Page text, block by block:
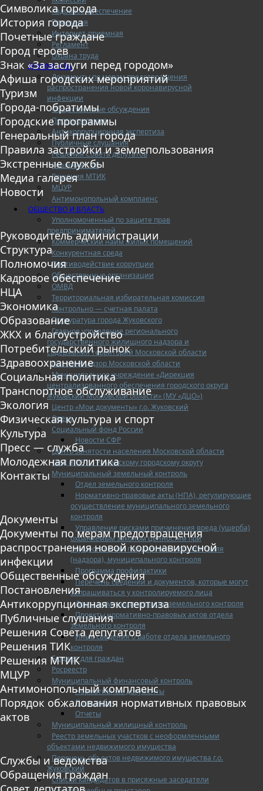
Кадровое обеспечение
Приемная
Интернет-приемная
Регламент
Охрана труда
ДОКУМЕНТЫ
Документы по мерам предотвращения
распространения новой коронавирусной
инфекции
Общественные обсуждения
Постановления
Антикоррупционная экспертиза
Публичные слушания
Решения Совета депутатов
Решения ТИК
Решения МТИК
МЦУР
Антимонопольный комплаенс
ОБЩЕСТВО И ВЛАСТЬ
Уполномоченный по защите прав
предпринимателей
Коммерческий найм жилых помещений
Конкурентная среда
Противодействие коррупции
Общественные организации
ОМВД
Территориальная избирательная комиссия
Контрольно — счетная палата
Прокуратура города Жуковского
Главное управление регионального
государственного жилищного надзора и
содержания территорий Московской области
Госстройнадзор Московской области
Муниципальное учреждение «Дирекция
централизованного обеспечения городского округа
Жуковский Московской области» (МУ «ДЦО»)
Центр «Мои документы» г.о. Жуковский
Опека
Социальный фонд России
Новости СФР
Центр занятости населения Московской области
ОНД и ПР по Раменскому городскому округу
Муниципальный земельный контроль
Отдел земельного контроля
Нормативно-правовые акты (НПА), регулирующие
осуществление муниципального земельного
контроля
Управление рисками причинения вреда (ущерба)
охраняемым законом ценностям при
осуществлении государственного контроля
(надзора), муниципального контроля
Программа профилактики
Перечень сведений и документов, которые могут
запрашиваться у контролируемого лица
Доклады муниципального земельного контроля
Проекты нормативно-правовых актов отдела
земельного контроля
Иные сведения о работе отдела земельного
контроля
Бюджет для граждан
Росреестр
Муниципальный финансовый контроль
Нормативные документы
План работ
Отчеты
Муниципальный жилищный контроль
Реестр земельных участков с неоформленными
объектами недвижимого имущества
Перечень объектов недвижимого имущества г.о.
Жуковский
Списки кандидатов в присяжные заседатели
Символика города
История города
Почетные граждане
Город героев
Знак «За заслуги перед городом»
Афиша городских мероприятий
Туризм
Города-побратимы
Городские программы
Генеральный план города
Правила застройки и землепользования
Экстренные службы
Медиа галерея
Новости
Руководитель администрации
Структура
Полномочия
Кадровое обеспечение
НЦА
Экономика
Образование
ЖКХ и благоустройство
Потребительский рынок
Здравоохранение
Социальная политика
Транспортное обслуживание
Экология
Физическая культура и спорт
Культура
Пресс — служба
Молодежная политика
Контакты
Документы
Документы по мерам предотвращения
распространения новой коронавирусной
инфекции
Общественные обсуждения
Постановления
Антикоррупционная экспертиза
Публичные слушания
Решения Совета депутатов
Решения ТИК
Решения МТИК
МЦУР
Антимонопольный комплаенс
Порядок обжалования нормативных правовых
актов
Службы и ведомства
Обращения граждан